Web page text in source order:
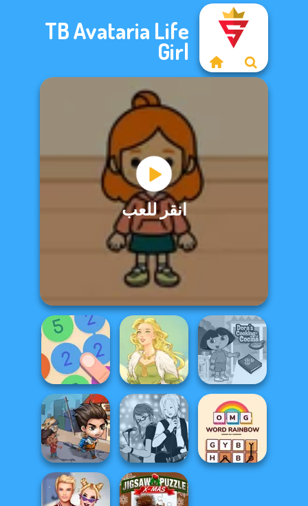
TB Avataria Life
Girl
انقر للعب
Merge 13 Goddess Freya
Dora Cooking in
la Cucina